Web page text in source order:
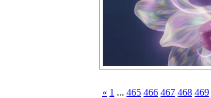
« 1 ... 465 466 467 468 469